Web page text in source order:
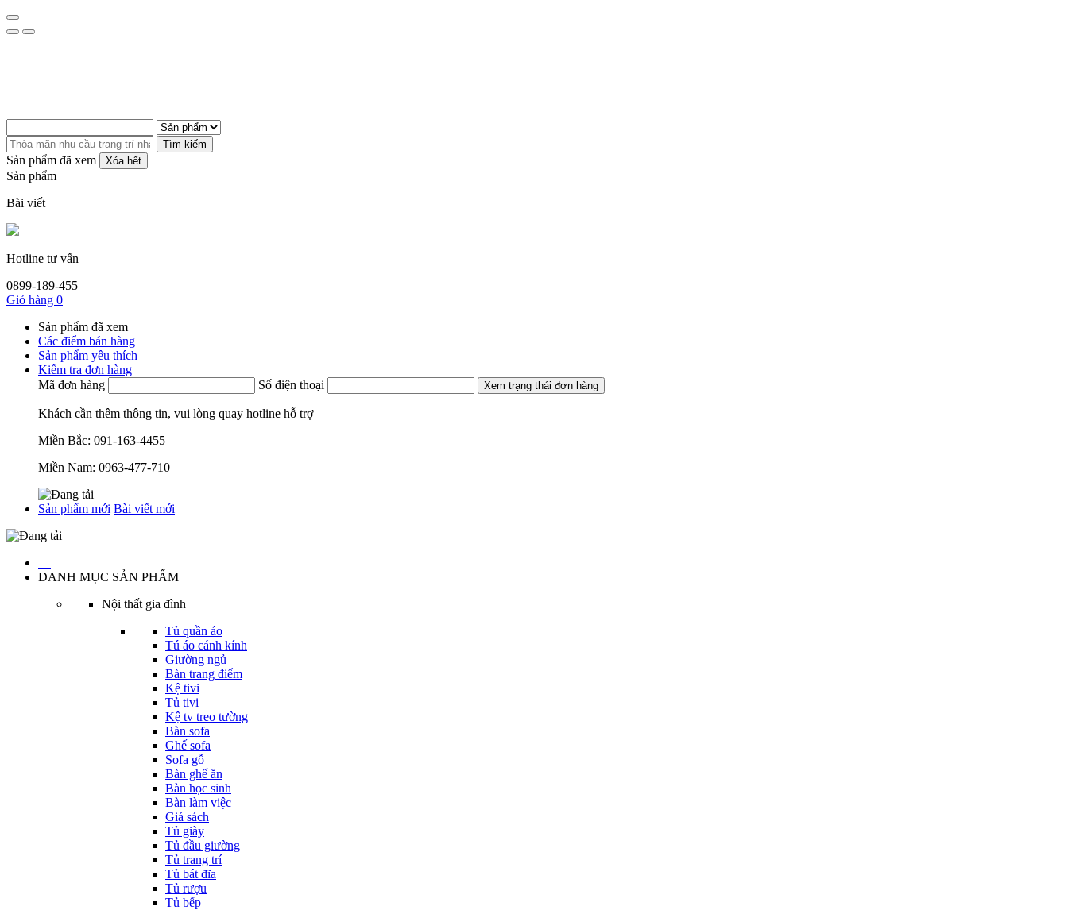
Tìm kiếm
Sản phẩm đã xem Xóa hết
Sản phẩm
Bài viết
Hotline tư vấn
0899-189-455
Giỏ hàng 0
Sản phẩm đã xem
Các điểm bán hàng
Sản phẩm yêu thích
Kiểm tra đơn hàng
Mã đơn hàng
Số điện thoại Xem trạng thái đơn hàng
Khách cần thêm thông tin, vui lòng quay hotline hỗ trợ
Miền Bắc: 091-163-4455
Miền Nam: 0963-477-710
Sản phẩm mới Bài viết mới
DANH MỤC SẢN PHẨM
Nội thất gia đình
Tủ quần áo
Tú áo cánh kính
Giường ngủ
Bàn trang điểm
Kệ tivi
Tủ tivi
Kệ tv treo tường
Bàn sofa
Ghế sofa
Sofa gỗ
Bàn ghế ăn
Bàn học sinh
Bàn làm việc
Giá sách
Tủ giày
Tủ đầu giường
Tủ trang trí
Tủ bát đĩa
Tủ rượu
Tủ bếp